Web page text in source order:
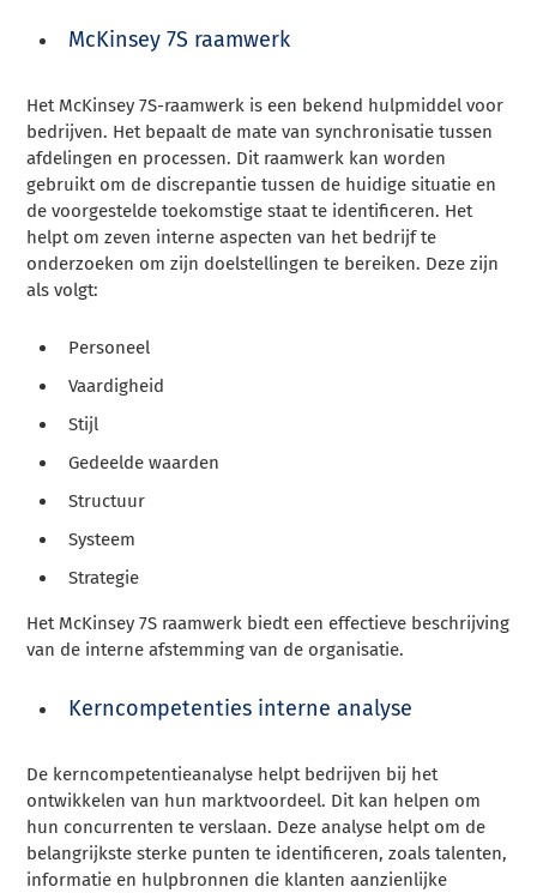
McKinsey 7S raamwerk
Het McKinsey 7S-raamwerk is een bekend hulpmiddel voor
bedrijven. Het bepaalt de mate van synchronisatie tussen
afdelingen en processen. Dit raamwerk kan worden
gebruikt om de discrepantie tussen de huidige situatie en
de voorgestelde toekomstige staat te identificeren. Het
helpt om zeven interne aspecten van het bedrijf te
onderzoeken om zijn doelstellingen te bereiken. Deze zijn
als volgt:
Personeel
Vaardigheid
Stijl
Gedeelde waarden
Structuur
Systeem
Strategie
Het McKinsey 7S raamwerk biedt een effectieve beschrijving
van de interne afstemming van de organisatie.
Kerncompetenties interne analyse
De kerncompetentieanalyse helpt bedrijven bij het
ontwikkelen van hun marktvoordeel. Dit kan helpen om
hun concurrenten te verslaan. Deze analyse helpt om de
belangrijkste sterke punten te identificeren, zoals talenten,
informatie en hulpbronnen die klanten aanzienlijke